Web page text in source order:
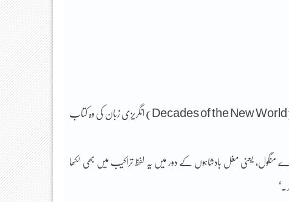
1555ء میں شائع ہونے والی رچرڈ ایڈن کی ترجمہ شدہ کتاب ’نئی دنیا کے عشرے‘ (Decades of the New World) انگریزی زبان کی وہ کتاب
منگول، یعنی مغل بادشاہوں کے دور میں یہ لفظ تراکیب میں بھی لکھا